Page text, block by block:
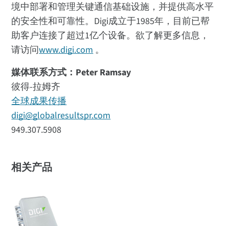
境中部署和管理关键通信基础设施，并提供高水平
的安全性和可靠性。Digi成立于1985年，目前已帮
助客户连接了超过1亿个设备。欲了解更多信息，
请访问www.digi.com。
媒体联系方式：Peter Ramsay
彼得-拉姆齐
全球成果传播
digi@globalresultspr.com
949.307.5908
相关产品